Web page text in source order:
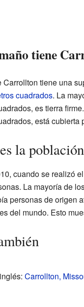
tiene
Carrollton tiene una
cuadrados. La
es tierra
está cubierta
la
cuando se realizó
La mayoría de
personas de origen
del mundo. Esto
Carrollton,